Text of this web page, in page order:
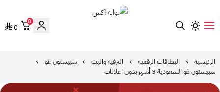
0
0
الرئيسية البطاقات الرقمية الترفيه والبث
سبيستون غو
سبيستون غو السعودية 3 أشهر بدون اعلانات